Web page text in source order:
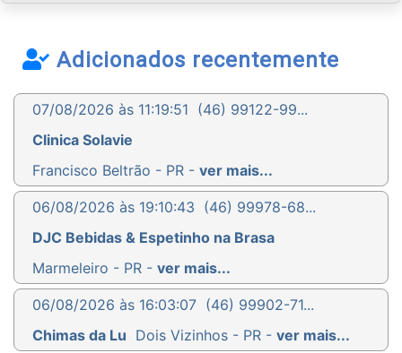
Adicionados recentemente
07/08/2026 às 11:19:51 (46) 99122-99...
Clinica Solavie
Francisco Beltrão - PR - ver mais...
06/08/2026 às 19:10:43 (46) 99978-68...
DJC Bebidas & Espetinho na Brasa
Marmeleiro - PR - ver mais...
06/08/2026 às 16:03:07 (46) 99902-71...
Chimas da Lu Dois Vizinhos - PR - ver mais...